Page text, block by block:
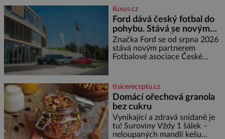
nemůže, protože žádné nemá,
spokojí se lupič s několika
měďáky a štůčky látky. Zraněná
žena pár dní nato umírá. Je to
muž nebývale krutý. Jeho činy
budí hrůzu ještě dlouho po jeho
smrti
iluxus.cz
Ford dává český fotbal do
pohybu. Stává se novým
partnerem FAČR
Značka Ford se od srpna 2026
stává novým partnerem
Fotbalové asociace České
asociace, reprezentačních týmů
i českého fotbalu v regionech.
Partner
tisicereceptu.cz
Domácí ořechová granola
bez cukru
Vynikající a zdravá snídaně je
tu! Suroviny Vždy 1 šálek –
neloupaných mandlí kešu